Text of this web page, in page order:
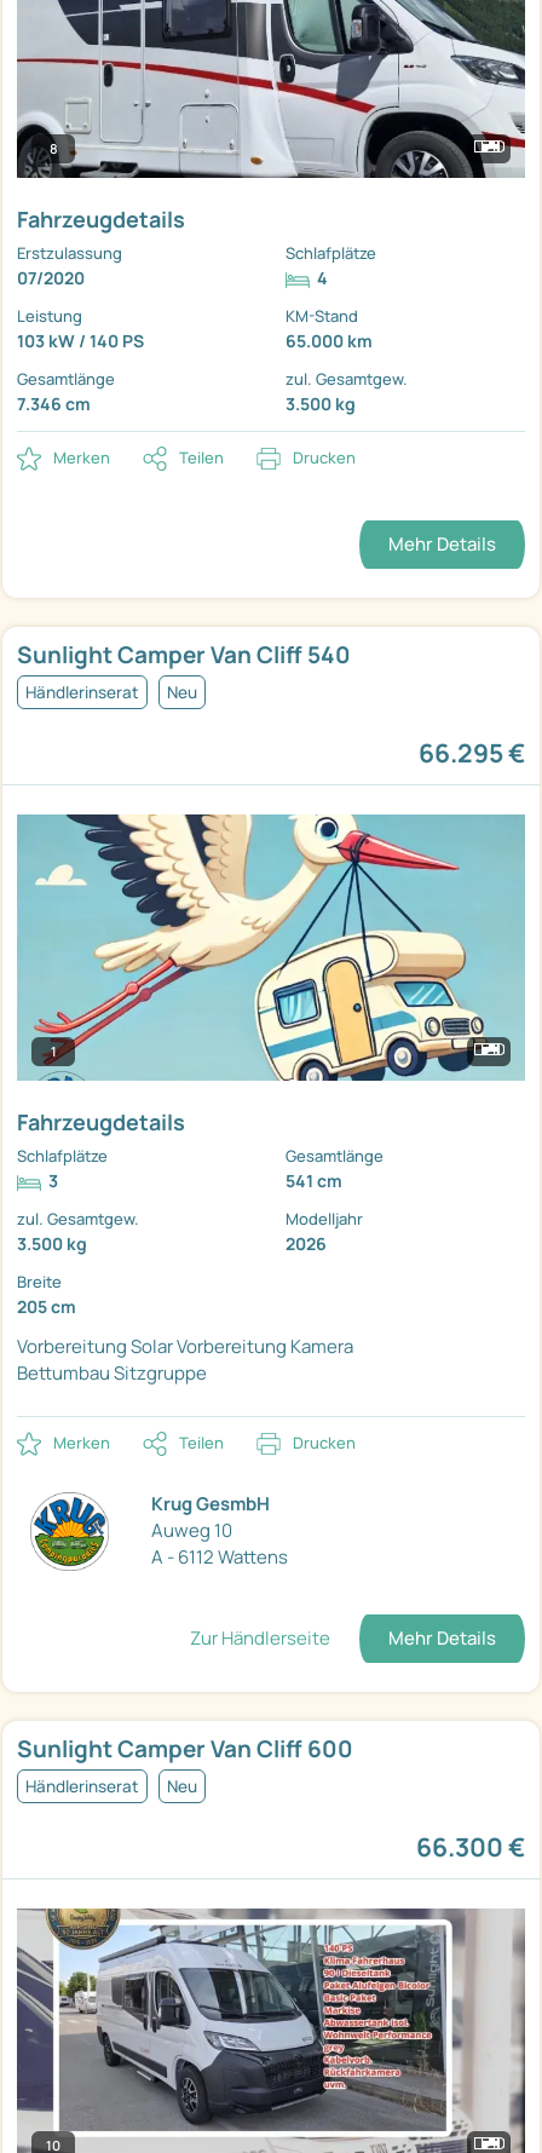
8
Fahrzeugdetails
Erstzulassung
07/2020
Schlafplätze
4
Leistung
103 kW / 140 PS
KM-Stand
65.000 km
Gesamtlänge
7.346 cm
zul. Gesamtgew.
3.500 kg
Merken Teilen Drucken
Mehr Details
Sunlight Camper Van Cliff 540
Händlerinserat Neu
66.295 €
1
Fahrzeugdetails
Schlafplätze
3
Gesamtlänge
541 cm
zul. Gesamtgew.
3.500 kg
Modelljahr
2026
Breite
205 cm
Vorbereitung SolarVorbereitung Kamera
Bettumbau Sitzgruppe
Merken Teilen Drucken
Krug GesmbH
Auweg 10
A - 6112 Wattens
Zur Händlerseite Mehr Details
Sunlight Camper Van Cliff 600
Händlerinserat Neu
66.300 €
10